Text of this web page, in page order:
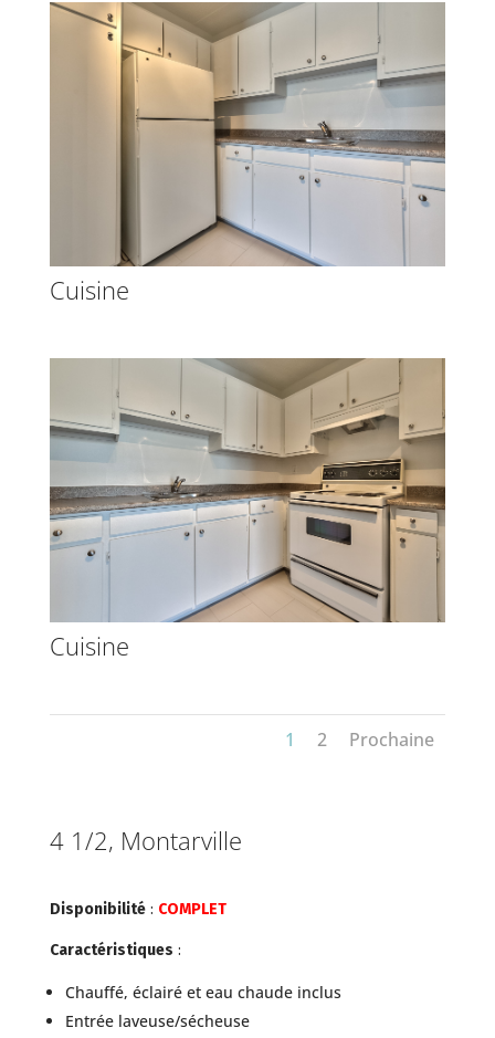
Cuisine
Cuisine
1 2 Prochaine
4 1/2, Montarville
Disponibilité: COMPLET
Caractéristiques :
Chauffé, éclairé et eau chaude inclus
Entrée laveuse/sécheuse